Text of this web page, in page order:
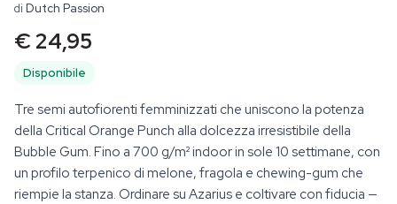
di Dutch Passion
€ 24,95
Disponibile
Tre semi autofiorenti femminizzati che uniscono la potenza
della Critical Orange Punch alla dolcezza irresistibile della
Bubble Gum. Fino a 700 g/m² indoor in sole 10 settimane, con
un profilo terpenico di melone, fragola e chewing-gum che
riempie la stanza. Ordinare su Azarius e coltivare con fiducia —